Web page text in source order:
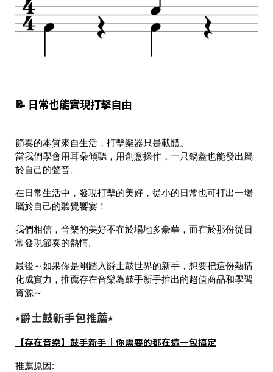
📝 日常也能實現打擊自由
節奏的本質來自生活，打擊樂器只是載體。
當我們學會用耳朵傾聽，用創意操作，一只鍋蓋也能發出屬
於自己的聲音。
在日常生活中，發現打擊的美好，從小的日常也可打出一場
屬於自己的聽覺饗宴！
我們相信，音樂的美好不在於場地多豪華，而在於那份從日
常發現節奏的熱情。
最後～如果你是剛踏入爵士鼓世界的新手，想要把這份熱情
化成實力，推薦存在音樂為鼓手新手推出的超值商品和學習
資源～
⭑爵士鼓新手包推薦⭑
【存在音樂】鼓手新手｜你需要的都在這一包搞定
推薦原因: